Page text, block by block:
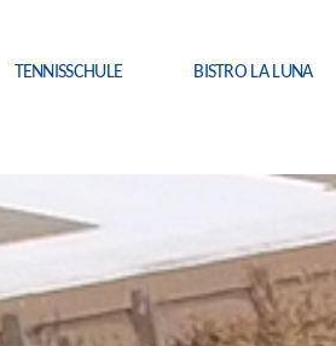
TENNISSCHULE BISTRO LA LUNA